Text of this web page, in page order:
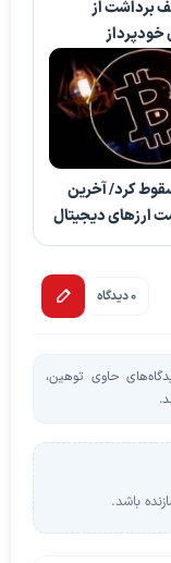
برداشت از
کرد/ آخرین
ارزهای دیجیتال
0 دیدگاه
حاوی توهین،
باشد.